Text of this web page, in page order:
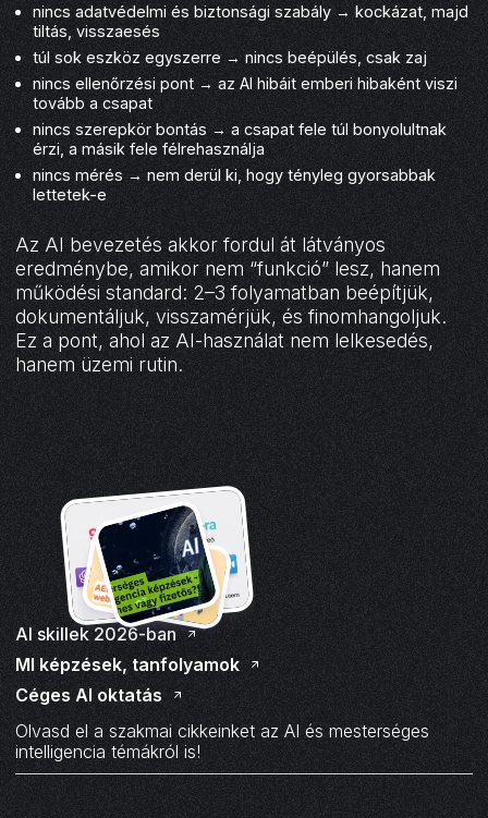
nincs adatvédelmi és biztonsági szabály → kockázat, majd
tiltás, visszaesés
túl sok eszköz egyszerre → nincs beépülés, csak zaj
nincs ellenőrzési pont → az AI hibáit emberi hibaként viszi
tovább a csapat
nincs szerepkör bontás → a csapat fele túl bonyolultnak
érzi, a másik fele félrehasználja
nincs mérés → nem derül ki, hogy tényleg gyorsabbak
lettetek-e
Az AI bevezetés akkor fordul át látványos
eredménybe, amikor nem “funkció” lesz, hanem
működési standard: 2–3 folyamatban beépítjük,
dokumentáljuk, visszamérjük, és finomhangoljuk.
Ez a pont, ahol az AI-használat nem lelkesedés,
hanem üzemi rutin.
AI skillek 2026-ban
MI képzések, tanfolyamok
Céges AI oktatás
Olvasd el a szakmai cikkeinket az AI és mesterséges
intelligencia témákról is!